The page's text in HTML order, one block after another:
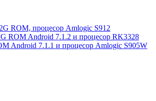
ROM, процесор Amlogic S912
ROM Android 7.1.2 и процесор RK3328
Android 7.1.1 и процесор Amlogic S905W